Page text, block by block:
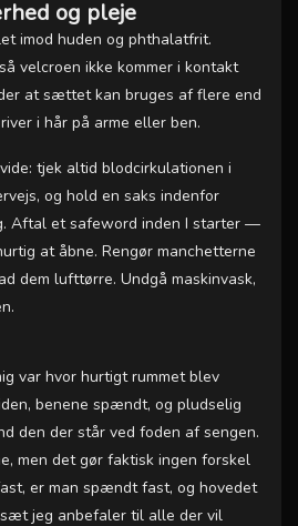
og pleje
imod huden og phthalatfrit.
velcroen ikke kommer i kontakt
at sættet kan bruges af flere end
i hår på arme eller ben.
tjek altid blodcirkulationen i
og hold en saks indenfor
Aftal et safeword inden I starter —
at åbne. Rengør manchetterne
dem lufttørre. Undgå maskinvask,
var hvor hurtigt rummet blev
benene spændt, og pludselig
den der står ved foden af sengen.
men det gør faktisk ingen forskel
er man spændt fast, og hovedet
jeg anbefaler til alle der vil